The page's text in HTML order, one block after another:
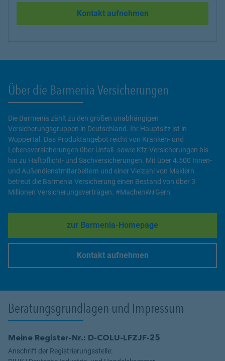
Kontakt aufnehmen
Über die Barmenia Versicherungen
Die Barmenia zählt zu den großen unabhängigen
Versicherungsgruppen in Deutschland. Ihr Hauptsitz ist in
Wuppertal. Das Produktangebot reicht von Kranken- und
Lebensversicherungen über Unfall- sowie Kfz-Versicherungen bis
hin zu Haftpflicht- und Sachversicherungen. Mit über 4.500 Innen-
und Außendienstmitarbeitern und einer Vielzahl von Maklern
betreut die Barmenia Versicherung einen Bestand von über 3
Millionen Versicherungsverträgen. #MachenWirGern
zur Barmenia-Homepage
Link Opens in New Tab
Kontakt aufnehmen
Beratungsgrundlagen und Impressum
Meine Register-Nr.: D-COLU-LFZJF-25
Anschrift der Registrierungsstelle: